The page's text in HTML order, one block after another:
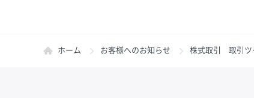
ホーム お客様へのお知らせ 株式取引 取引ツ